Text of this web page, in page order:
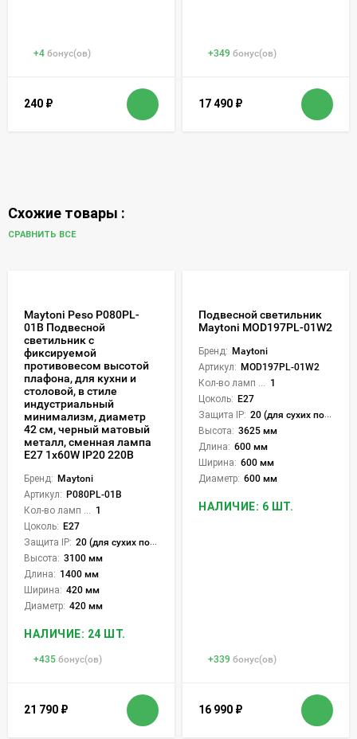
+4 бонус(ов)
240 ₽
+349 бонус(ов)
17 490 ₽
Схожие товары :
СРАВНИТЬ ВСЕ
Maytoni Peso P080PL-
01B Подвесной
светильник с
фиксируемой
противовесом высотой
плафона, для кухни и
столовой, в стиле
индустриальный
минимализм, диаметр
42 см, черный матовый
металл, сменная лампа
E27 1x60W IP20 220В
Бренд: Maytoni
Артикул: P080PL-01B
1
Цоколь: E27
Защита IP: 20 (для сухих пом.)
Высота: 3100 мм
Длина: 1400 мм
Ширина: 420 мм
Диаметр: 420 мм
НАЛИЧИЕ: 24 ШТ.
+435 бонус(ов)
21 790 ₽
Подвесной светильник
Maytoni MOD197PL-01W2
Бренд: Maytoni
Артикул: MOD197PL-01W2
1
Цоколь: E27
Защита IP: 20 (для сухих пом.)
Высота: 3625 мм
Длина: 600 мм
Ширина: 600 мм
Диаметр: 600 мм
НАЛИЧИЕ: 6 ШТ.
+339 бонус(ов)
16 990 ₽